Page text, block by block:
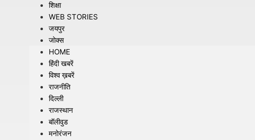
शिक्षा
WEB STORIES
जयपुर
जोक्स
HOME
हिंदी खबरें
विश्व ख़बरें
राजनीति
दिल्ली
राजस्थान
बॉलीवुड
मनोरंजन